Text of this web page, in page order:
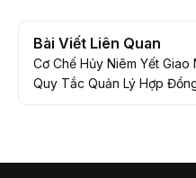
Bài Viết Liên Quan
Cơ Chế Hủy Niêm Yết Giao
Quy Tắc Quản Lý Hợp